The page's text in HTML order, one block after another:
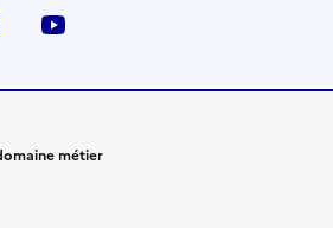
Twitter)
linkedin
métier